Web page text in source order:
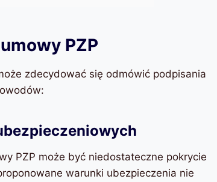
PZP
zdecydować się odmówić podpisania
PZP może być niedostateczne pokrycie
warunki ubezpieczenia nie